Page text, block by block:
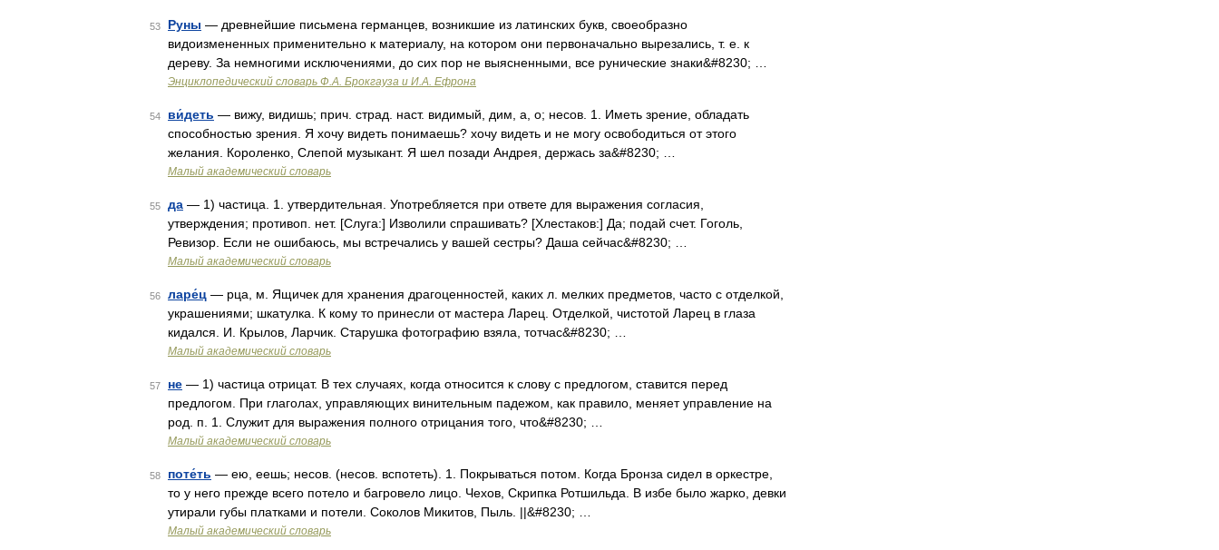
53 Руны — древнейшие письмена германцев, возникшие из латинских букв, своеобразно
видоизмененных применительно к материалу, на котором они первоначально вырезались, т. е. к
дереву. За немногими исключениями, до сих пор не выясненными, все рунические знаки&#8230; …
Энциклопедический словарь Ф.А. Брокгауза и И.А. Ефрона
54 ви́деть — вижу, видишь; прич. страд. наст. видимый, дим, а, о; несов. 1. Иметь зрение, обладать
способностью зрения. Я хочу видеть понимаешь? хочу видеть и не могу освободиться от этого
желания. Короленко, Слепой музыкант. Я шел позади Андрея, держась за&#8230; …
Малый академический словарь
55 да — 1) частица. 1. утвердительная. Употребляется при ответе для выражения согласия,
утверждения; противоп. нет. [Слуга:] Изволили спрашивать? [Хлестаков:] Да; подай счет. Гоголь,
Ревизор. Если не ошибаюсь, мы встречались у вашей сестры? Даша сейчас&#8230; …
Малый академический словарь
56 ларе́ц — рца, м. Ящичек для хранения драгоценностей, каких л. мелких предметов, часто с отделкой,
украшениями; шкатулка. К кому то принесли от мастера Ларец. Отделкой, чистотой Ларец в глаза
кидался. И. Крылов, Ларчик. Старушка фотографию взяла, тотчас&#8230; …
Малый академический словарь
57 не — 1) частица отрицат. В тех случаях, когда относится к слову с предлогом, ставится перед
предлогом. При глаголах, управляющих винительным падежом, как правило, меняет управление на
род. п. 1. Служит для выражения полного отрицания того, что&#8230; …
Малый академический словарь
58 поте́ть — ею, еешь; несов. (несов. вспотеть). 1. Покрываться потом. Когда Бронза сидел в оркестре,
то у него прежде всего потело и багровело лицо. Чехов, Скрипка Ротшильда. В избе было жарко, девки
утирали губы платками и потели. Соколов Микитов, Пыль. ||&#8230; …
Малый академический словарь